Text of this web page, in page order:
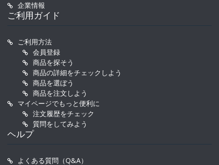
企業情報
ご利用ガイド
ご利用方法
会員登録
商品を探そう
商品の詳細をチェックしよう
商品を選ぼう
商品を注文しよう
マイページでもっと便利に
注文履歴をチェック
質問をしてみよう
ヘルプ
よくある質問（Q&A）